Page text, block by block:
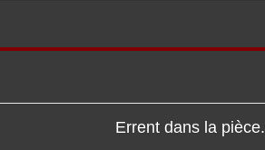
Errent dans la pièce.